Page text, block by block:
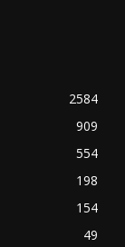
2584
909
554
198
154
49